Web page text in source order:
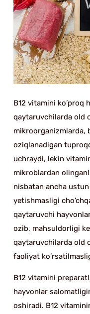
B12 vitamini ko’proq
qaytaruvchilarda old
mikroorganizmlarda,
oziqlanadigan
uchraydi, lekin
mikroblardan
nisbatan ancha
yetishmasligi
qaytaruvchi
ozib, mahsuldorligi
qaytaruvchilarda old
faoliyat
B12 vitamini
hayvonlar
oshiradi. B12